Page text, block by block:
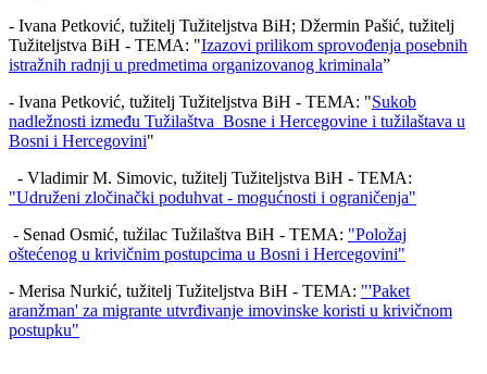
- Ivana Petković, tužitelj Tužiteljstva BiH; Džermin Pašić, tužitelj
Tužiteljstva BiH - TEMA: "Izazovi prilikom sprovođenja posebnih
istražnih radnji u predmetima organizovanog kriminala”
- Ivana Petković, tužitelj Tužiteljstva BiH - TEMA: "Sukob
nadležnosti između Tužilaštva Bosne i Hercegovine i tužilaštava u
Bosni i Hercegovini"
- Vladimir M. Simovic, tužitelj Tužiteljstva BiH - TEMA:
"Udruženi zločinački poduhvat - mogućnosti i ograničenja"
- Senad Osmić, tužilac Tužilaštva BiH - TEMA: "Položaj
oštećenog u krivičnim postupcima u Bosni i Hercegovini"
- Merisa Nurkić, tužitelj Tužiteljstva BiH - TEMA: "'Paket
aranžman' za migrante utvrđivanje imovinske koristi u krivičnom
postupku"